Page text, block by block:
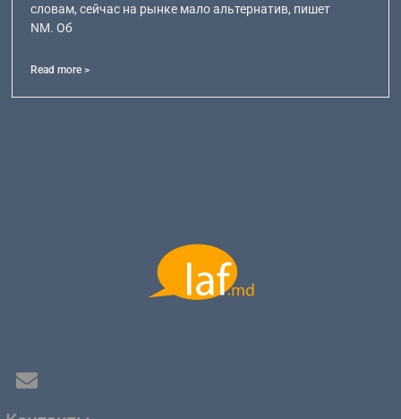
словам, сейчас на рынке мало альтернатив, пишет
NM. Об
Read more >